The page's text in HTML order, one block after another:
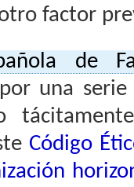
factor
de
una
Código